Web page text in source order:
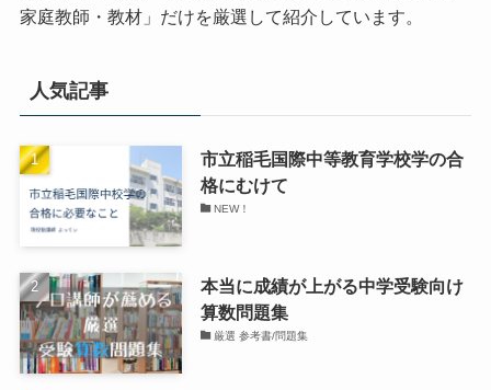
家庭教師・教材」だけを厳選して紹介しています。
人気記事
市立稲毛国際中等教育学校学の合
格にむけて
NEW！
本当に成績が上がる中学受験向け
算数問題集
厳選 参考書/問題集